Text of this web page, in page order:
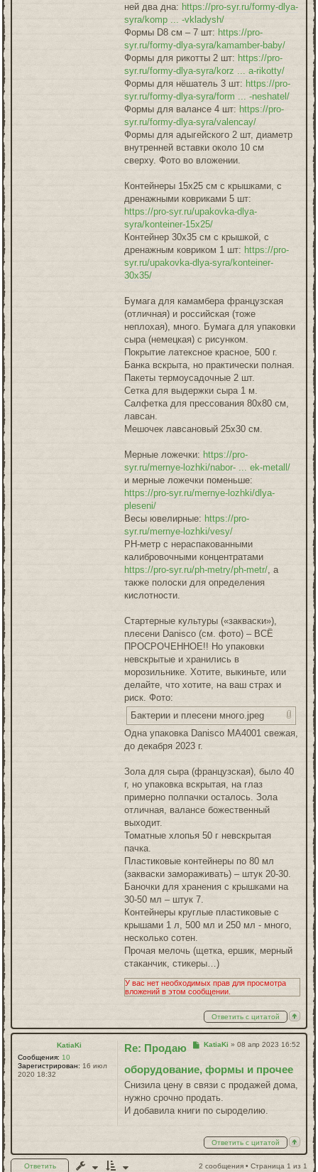
ней два дна: https://pro-syr.ru/formy-dlya-
syra/komp ... -vkladysh/
Формы D8 см – 7 шт: https://pro-
syr.ru/formy-dlya-syra/kamamber-baby/
Формы для рикотты 2 шт: https://pro-
syr.ru/formy-dlya-syra/korz ... a-rikotty/
Формы для нёшатель 3 шт: https://pro-
syr.ru/formy-dlya-syra/form ... -neshatel/
Формы для валансе 4 шт: https://pro-
syr.ru/formy-dlya-syra/valencay/
Формы для адыгейского 2 шт, диаметр
внутренней вставки около 10 см
сверху. Фото во вложении.
Контейнеры 15х25 см с крышками, с
дренажными ковриками 5 шт:
https://pro-syr.ru/upakovka-dlya-
syra/konteiner-15x25/
Контейнер 30х35 см с крышкой, с
дренажным ковриком 1 шт: https://pro-
syr.ru/upakovka-dlya-syra/konteiner-
30x35/
Бумага для камамбера французская
(отличная) и российская (тоже
неплохая), много. Бумага для упаковки
сыра (немецкая) с рисунком.
Покрытие латексное красное, 500 г.
Банка вскрыта, но практически полная.
Пакеты термоусадочные 2 шт.
Сетка для выдержки сыра 1 м.
Салфетка для прессования 80х80 см,
лавсан.
Мешочек лавсановый 25х30 см.
Мерные ложечки: https://pro-
syr.ru/mernye-lozhki/nabor- ... ek-metall/
и мерные ложечки поменьше:
https://pro-syr.ru/mernye-lozhki/dlya-
pleseni/
Весы ювелирные: https://pro-
syr.ru/mernye-lozhki/vesy/
PH-метр с нераспакованными
калибровочными концентратами
https://pro-syr.ru/ph-metry/ph-metr/ , а
также полоски для определения
кислотности.
Стартерные культуры («закваски»),
плесени Danisco (см. фото) – ВСЁ
ПРОСРОЧЕННОЕ!! Но упаковки
невскрытые и хранились в
морозильнике. Хотите, выкиньте, или
делайте, что хотите, на ваш страх и
риск. Фото:
Бактерии и плесени много.jpeg
Одна упаковка Danisco MA4001 свежая,
до декабря 2023 г.
Зола для сыра (французская), было 40
г, но упаковка вскрытая, на глаз
примерно полпачки осталось. Зола
отличная, валансе божественный
выходит.
Томатные хлопья 50 г невскрытая
пачка.
Пластиковые контейнеры по 80 мл
(закваски замораживать) – штук 20-30.
Баночки для хранения с крышками на
30-50 мл – штук 7.
Контейнеры круглые пластиковые с
крышами 1 л, 500 мл и 250 мл - много,
несколько сотен.
Прочая мелочь (щетка, ершик, мерный
стаканчик, стикеры…)
У вас нет необходимых прав для просмотра
вложений в этом сообщении.
Ответить с цитатой
KatiaKi
Сообщения: 10
Зарегистрирован: 16 июл
2020 18:32
Сообщение
KatiaKi » 08 апр 2023 16:52
Re: Продаю
оборудование, формы и прочее
Снизила цену в связи с продажей дома,
нужно срочно продать.
И добавила книги по сыроделию.
Ответить с цитатой
Ответить 2 сообщения • Страница 1 из 1